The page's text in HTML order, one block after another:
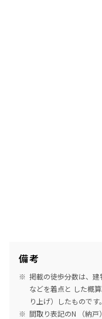
備考
掲載の徒歩分数は、
などを着点と した概
り上げ）したものです。
間取り表記のN （納